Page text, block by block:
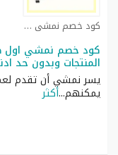
كود خصم نمشي كوبون
المنتجات وبدون حد
يسر نمشي أن تقدم
يمكنهم...أكثر